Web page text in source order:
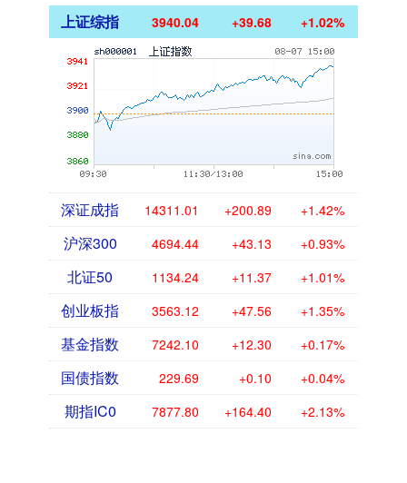
上证综指 3940.04 +39.68 +1.02%
深证成指 14311.01 +200.89 +1.42%
沪深300 4694.44 +43.13 +0.93%
北证50 1134.24 +11.37 +1.01%
创业板指 3563.12 +47.56 +1.35%
基金指数 7242.10 +12.30 +0.17%
国债指数 229.69 +0.10 +0.04%
期指IC0 7877.80 +164.40 +2.13%